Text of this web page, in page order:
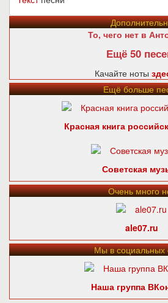
То, чего нет в
Ещё 50
Качайте ноты
Ещё больше
Красная книга
Советская
Очень много
ale07.ru
Мы в социальных
Наша группа